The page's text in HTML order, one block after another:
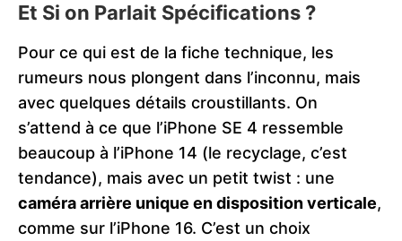
Et Si on Parlait Spécifications ?
Pour ce qui est de la fiche technique, les
rumeurs nous plongent dans l’inconnu, mais
avec quelques détails croustillants. On
s’attend à ce que l’iPhone SE 4 ressemble
beaucoup à l’iPhone 14 (le recyclage, c’est
tendance), mais avec un petit twist : une
caméra arrière unique en disposition verticale,
comme sur l’iPhone 16. C’est un choix